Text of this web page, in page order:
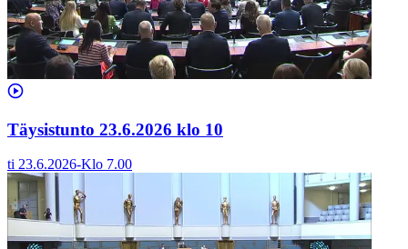
Täysistunto 23.6.2026 klo 10
ti 23.6.2026-Klo 7.00